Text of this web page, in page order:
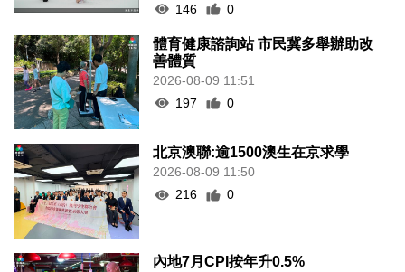
146
0
體育健康諮詢站 市民冀多舉辦助改
善體質
2026-08-09 11:51
197
0
北京澳聯:逾1500澳生在京求學
2026-08-09 11:50
216
0
內地7月CPI按年升0.5%